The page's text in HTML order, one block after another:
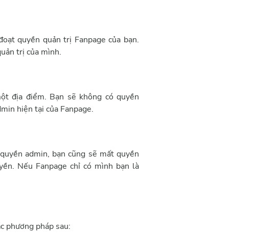
quyền quản trị Fanpage của bạn.
trị của mình.
địa điểm. Bạn sẽ không có quyền
hiện tại của Fanpage.
admin, bạn cũng sẽ mất quyền
Nếu Fanpage chỉ có mình bạn là
phương pháp sau: